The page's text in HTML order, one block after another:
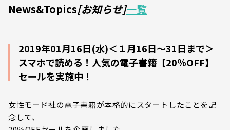
News&Topics[お知らせ]一覧
2019年01月16日(水)＜１月16日～31日まで＞
スマホで読める！人気の電子書籍【20％OFF】
セールを実施中！
女性モード社の電子書籍が本格的にスタートしたことを記
念して、